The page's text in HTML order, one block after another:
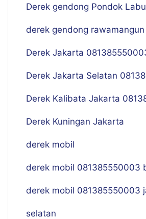
Derek gendong Pondok Labu
derek gendong rawamangun
Derek Jakarta
Derek Jakarta Selatan
Derek Kalibata Jakarta
Derek Kuningan Jakarta
derek mobil
derek mobil 081385550003
derek mobil 081385550003
selatan